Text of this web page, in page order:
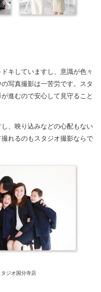
キしていますし、意識が色々
写真撮影は一苦労です。スタ
進むので安心して見守ること
、映り込みなどの心配もない
れるのもスタジオ撮影ならで
ジオ国分寺店